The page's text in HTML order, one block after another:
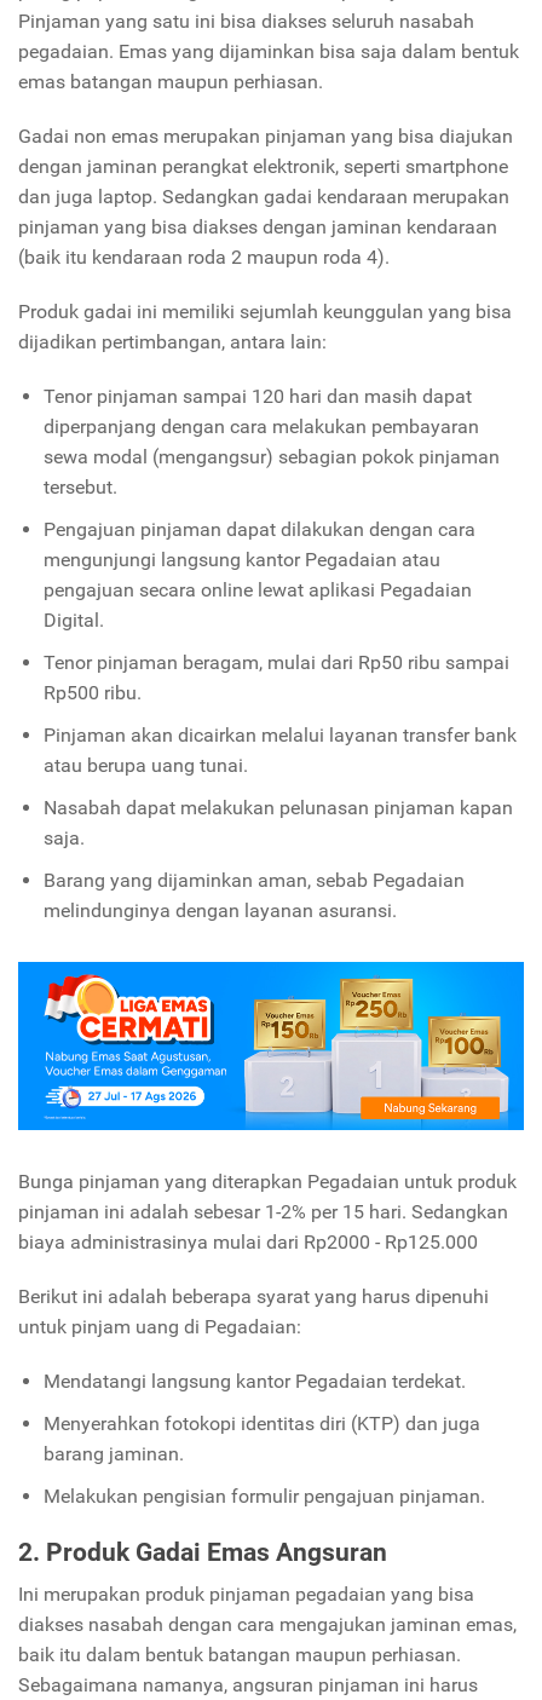
Pinjaman yang satu ini bisa diakses seluruh nasabah
pegadaian. Emas yang dijaminkan bisa saja dalam bentuk
emas batangan maupun perhiasan.
Gadai non emas merupakan pinjaman yang bisa diajukan
dengan jaminan perangkat elektronik, seperti smartphone
dan juga laptop. Sedangkan gadai kendaraan merupakan
pinjaman yang bisa diakses dengan jaminan kendaraan
(baik itu kendaraan roda 2 maupun roda 4).
Produk gadai ini memiliki sejumlah keunggulan yang bisa
dijadikan pertimbangan, antara lain:
Tenor pinjaman sampai 120 hari dan masih dapat
diperpanjang dengan cara melakukan pembayaran
sewa modal (mengangsur) sebagian pokok pinjaman
tersebut.
Pengajuan pinjaman dapat dilakukan dengan cara
mengunjungi langsung kantor Pegadaian atau
pengajuan secara online lewat aplikasi Pegadaian
Digital.
Tenor pinjaman beragam, mulai dari Rp50 ribu sampai
Rp500 ribu.
Pinjaman akan dicairkan melalui layanan transfer bank
atau berupa uang tunai.
Nasabah dapat melakukan pelunasan pinjaman kapan
saja.
Barang yang dijaminkan aman, sebab Pegadaian
melindunginya dengan layanan asuransi.
Bunga pinjaman yang diterapkan Pegadaian untuk produk
pinjaman ini adalah sebesar 1-2% per 15 hari. Sedangkan
biaya administrasinya mulai dari Rp2000 - Rp125.000
Berikut ini adalah beberapa syarat yang harus dipenuhi
untuk pinjam uang di Pegadaian:
Mendatangi langsung kantor Pegadaian terdekat.
Menyerahkan fotokopi identitas diri (KTP) dan juga
barang jaminan.
Melakukan pengisian formulir pengajuan pinjaman.
2. Produk Gadai Emas Angsuran
Ini merupakan produk pinjaman pegadaian yang bisa
diakses nasabah dengan cara mengajukan jaminan emas,
baik itu dalam bentuk batangan maupun perhiasan.
Sebagaimana namanya, angsuran pinjaman ini harus